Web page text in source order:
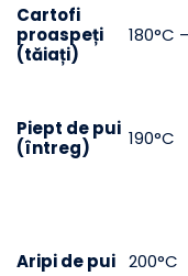
Cartofi
proaspeți
(tăiați)
180°C
Piept de pui
(întreg)
190°C
Aripi de pui 200°C